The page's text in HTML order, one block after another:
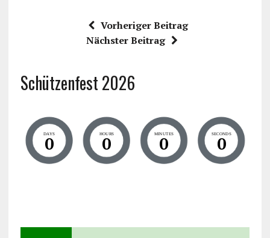
Vorheriger Beitrag
Nächster Beitrag
Schützenfest 2026
DAYS
0 HOURS
0 MINUTES
0 SECONDS
0